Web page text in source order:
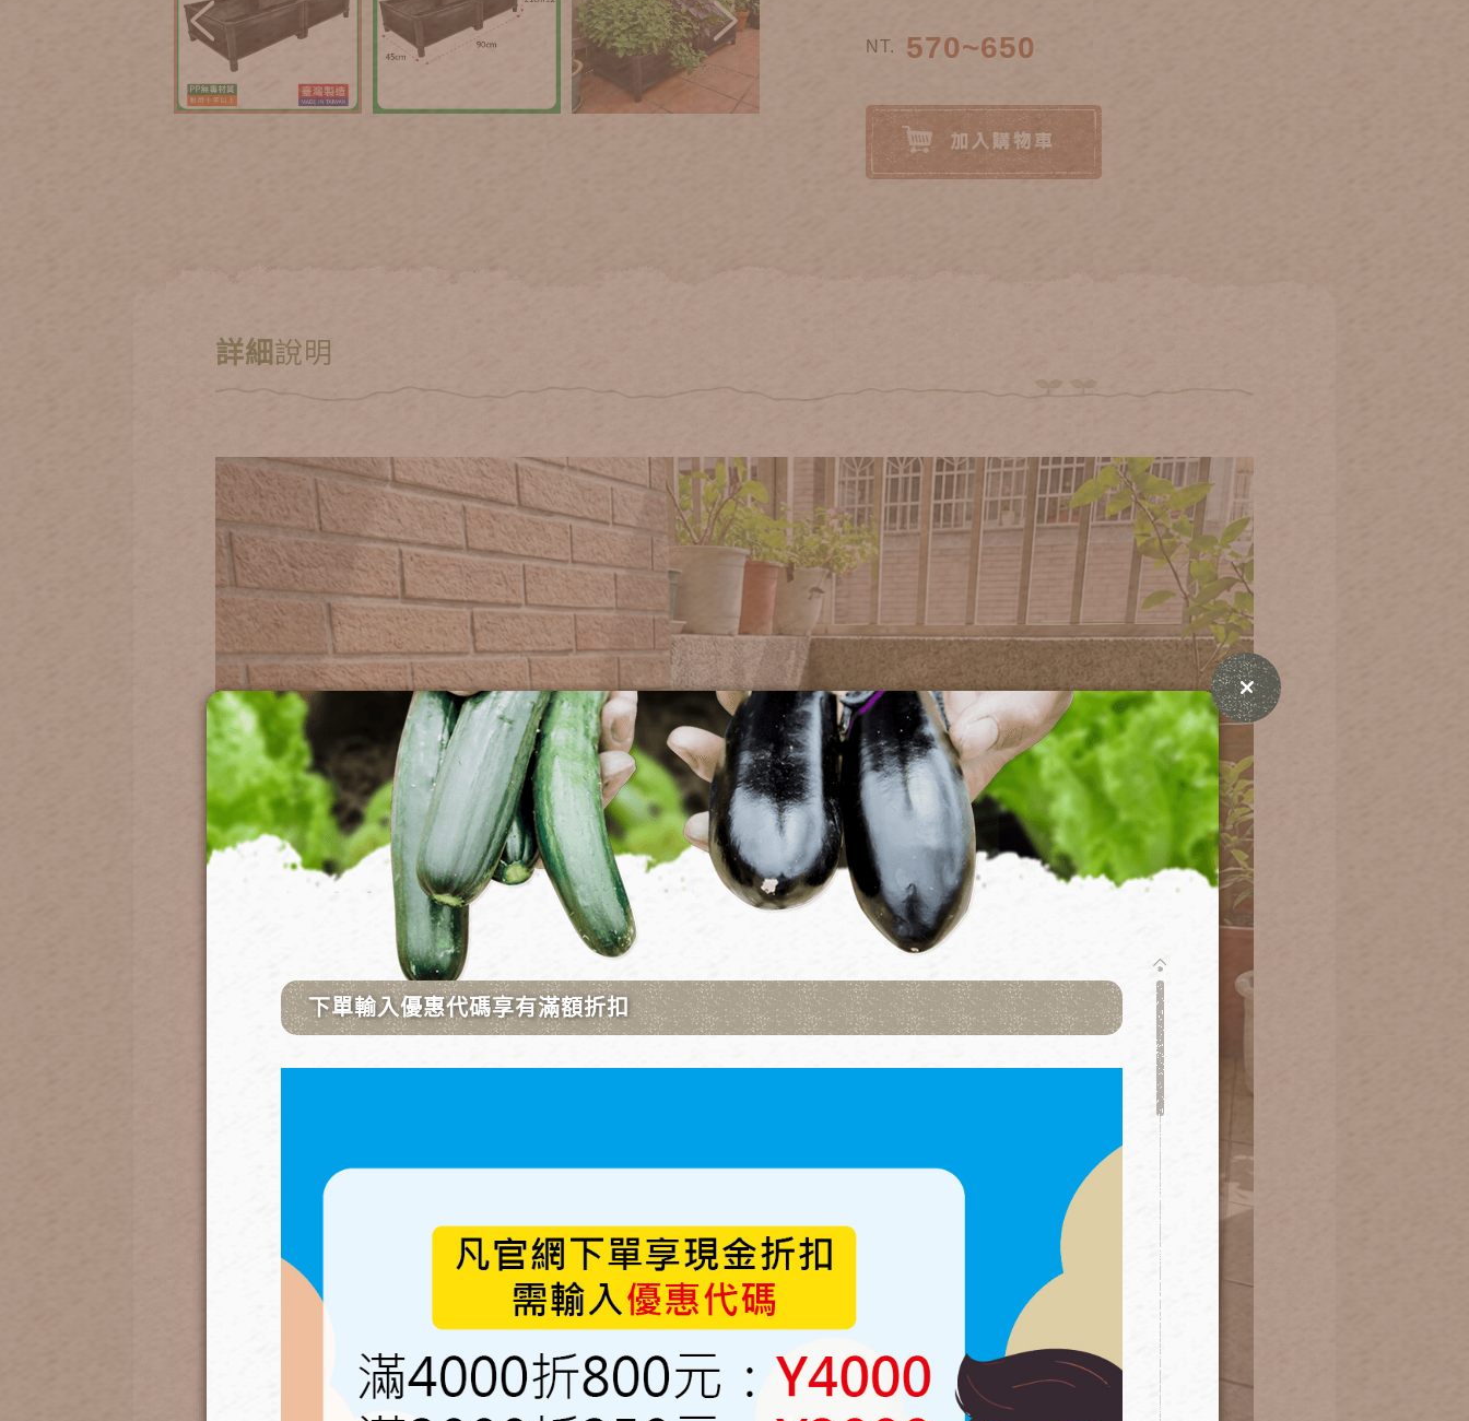
NT. 570~650
詳細說明